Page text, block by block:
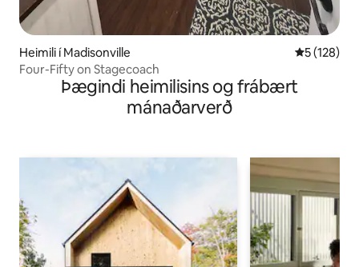
Heimili í Madisonville 5 af 5 í
5 (128)
Four-Fifty on Stagecoach
Þægindi heimilisins og frábært
mánaðarverð